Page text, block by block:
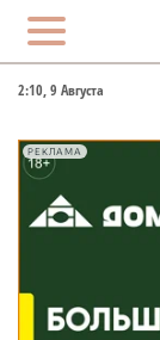
2:10, 9 Августа
РЕКЛАМА